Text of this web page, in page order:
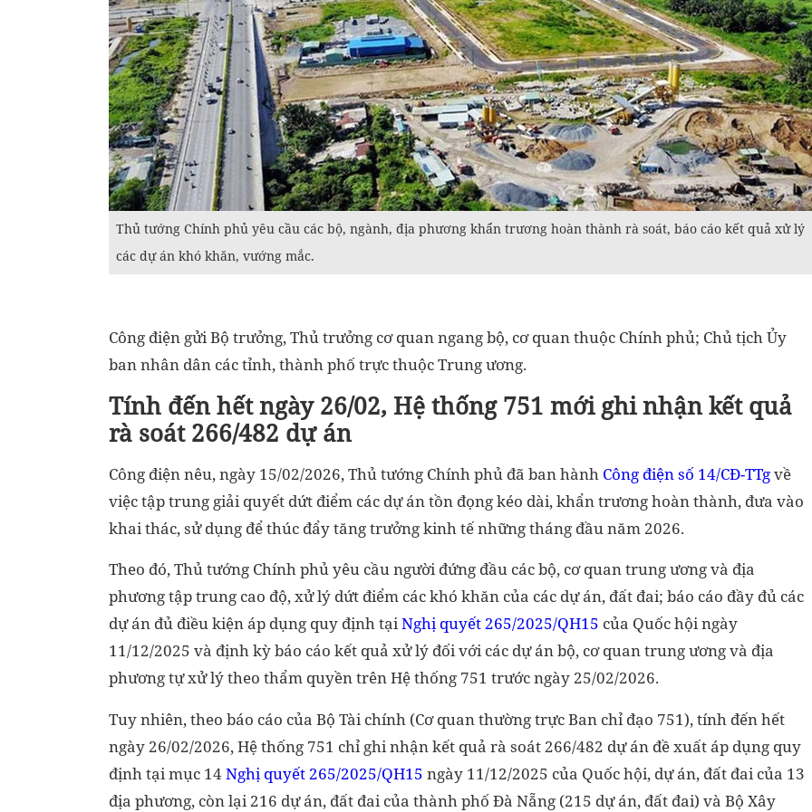
Thủ tướng Chính phủ yêu cầu các bộ, ngành, địa phương khẩn trương hoàn thành rà soát, báo cáo kết quả xử lý
các dự án khó khăn, vướng mắc.
Công điện gửi Bộ trưởng, Thủ trưởng cơ quan ngang bộ, cơ quan thuộc Chính phủ; Chủ tịch Ủy
ban nhân dân các tỉnh, thành phố trực thuộc Trung ương.
Tính đến hết ngày 26/02, Hệ thống 751 mới ghi nhận kết quả
rà soát 266/482 dự án
Công điện nêu, ngày 15/02/2026, Thủ tướng Chính phủ đã ban hành Công điện số 14/CĐ-TTgvề
việc tập trung giải quyết dứt điểm các dự án tồn đọng kéo dài, khẩn trương hoàn thành, đưa vào
khai thác, sử dụng để thúc đẩy tăng trưởng kinh tế những tháng đầu năm 2026.
Theo đó, Thủ tướng Chính phủ yêu cầu người đứng đầu các bộ, cơ quan trung ương và địa
phương tập trung cao độ, xử lý dứt điểm các khó khăn của các dự án, đất đai; báo cáo đầy đủ các
dự án đủ điều kiện áp dụng quy định tạiNghị quyết 265/2025/QH15 của Quốc hội ngày
11/12/2025 và định kỳ báo cáo kết quả xử lý đối với các dự án bộ, cơ quan trung ương và địa
phương tự xử lý theo thẩm quyền trên Hệ thống 751 trước ngày 25/02/2026.
Tuy nhiên, theo báo cáo của Bộ Tài chính (Cơ quan thường trực Ban chỉ đạo 751), tính đến hết
ngày 26/02/2026, Hệ thống 751 chỉ ghi nhận kết quả rà soát 266/482 dự án đề xuất áp dụng quy
định tại mục 14Nghị quyết 265/2025/QH15 ngày 11/12/2025 của Quốc hội, dự án, đất đai của 13
địa phương, còn lại 216 dự án, đất đai của thành phố Đà Nẵng (215 dự án, đất đai) và Bộ Xây